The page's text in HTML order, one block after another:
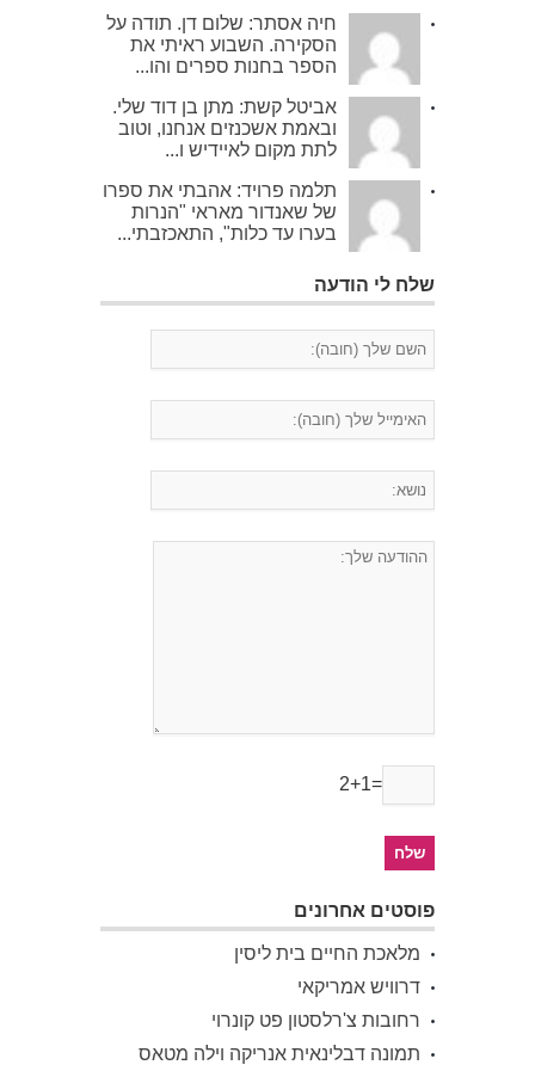
חיה אסתר: שלום דן. תודה על
הסקירה. השבוע ראיתי את
הספר בחנות ספרים והו...
אביטל קשת: מתן בן דוד שלי.
ובאמת אשכנזים אנחנו, וטוב
לתת מקום לאיידיש ו...
תלמה פרויד: אהבתי את ספרו
של שאנדור מאראי "הנרות
בערו עד כלות", התאכזבתי...
שלח לי הודעה
2+1=
פוסטים אחרונים
מלאכת החיים בית ליסין
דרוויש אמריקאי
רחובות צ'רלסטון פט קונרוי
תמונה דבלינאית אנריקה וילה מטאס